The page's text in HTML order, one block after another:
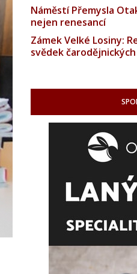
Náměstí Přemysla
nejen renesancí
Zámek Velké Losiny:
svědek